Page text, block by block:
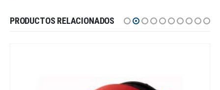
PRODUCTOS RELACIONADOS